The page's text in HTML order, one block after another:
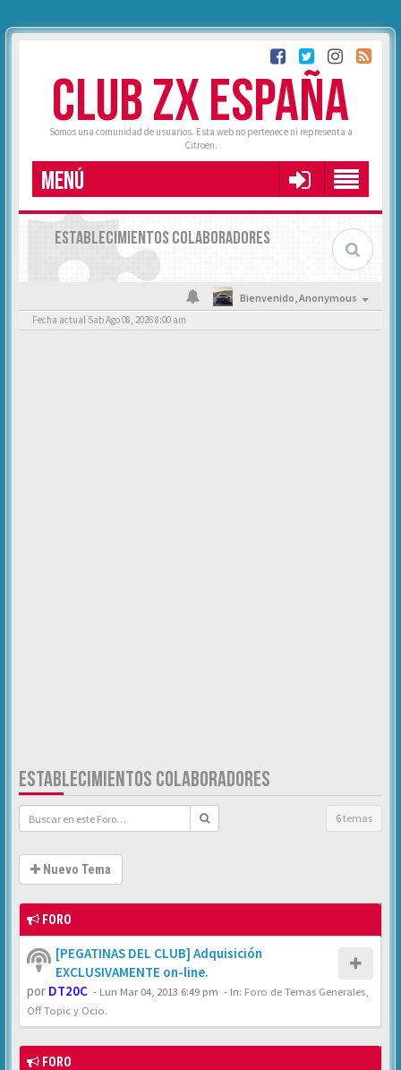
CLUB ZX ESPAÑA
Somos una comunidad de usuarios. Esta web no pertenece ni representa a
Citroën.
MENÚ
ESTABLECIMIENTOS COLABORADORES
Bienvenido,Anonymous
Fecha actual Sab Ago 08, 2026 8:00 am
ESTABLECIMIENTOS COLABORADORES
6 temas
Nuevo Tema
FORO
[PEGATINAS DEL CLUB] Adquisición
EXCLUSIVAMENTE on-line.
por DT20C - Lun Mar 04, 2013 6:49 pm - In: Foro de Temas Generales,
Off Topic y Ocio.
FORO